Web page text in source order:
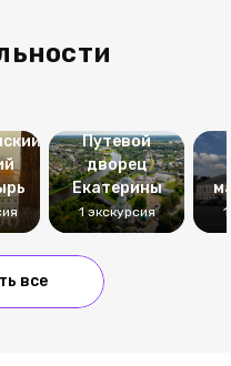
Путевой
дворец
Екатерины
1 экскурсия
все